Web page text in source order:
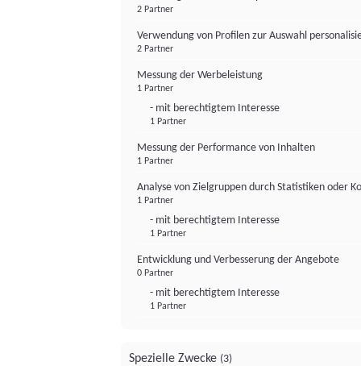
2 Partner
Verwendung von Profilen zur Auswahl
2 Partner
Messung der Werbeleistung
1 Partner
- mit berechtigtem Interesse
1 Partner
Messung der Performance von Inhalten
1 Partner
Analyse von Zielgruppen durch Statistiken oder
1 Partner
- mit berechtigtem Interesse
1 Partner
Entwicklung und Verbesserung der Angebote
0 Partner
- mit berechtigtem Interesse
1 Partner
Spezielle Zwecke (3)